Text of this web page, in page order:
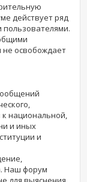
действует ряд
освобождает
национальной,
и иных
и
Наш форум